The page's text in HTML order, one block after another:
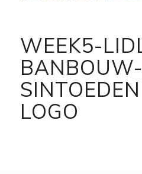
WEEK5-
BANBOUW-
LOGO